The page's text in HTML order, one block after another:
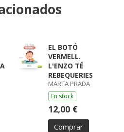
EL BOTÓ
VERMELL.
L'ENZO TÉ
REBEQUERIES
MARTA PRADA
En stock
12,00 €
Comprar